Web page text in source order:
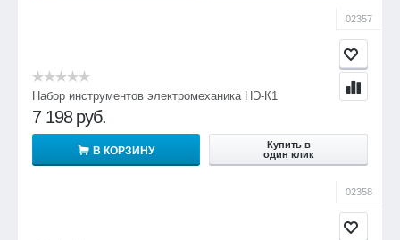
02357
Набор инструментов электромеханика НЭ-К1
7 198 руб.
В КОРЗИНУ
Купить в
один клик
02358